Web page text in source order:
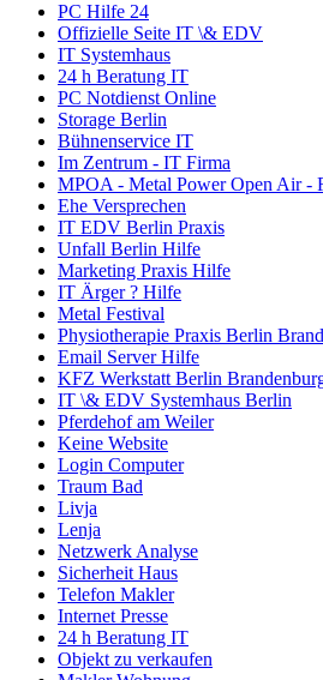
PC Hilfe 24
Offizielle Seite IT \& EDV
IT Systemhaus
24 h Beratung IT
PC Notdienst Online
Storage Berlin
Bühnenservice IT
Im Zentrum - IT Firma
MPOA - Metal Power Open Air -
Ehe Versprechen
IT EDV Berlin Praxis
Unfall Berlin Hilfe
Marketing Praxis Hilfe
IT Ärger ? Hilfe
Metal Festival
Physiotherapie Praxis Berlin
Email Server Hilfe
KFZ Werkstatt Berlin
IT \& EDV Systemhaus Berlin
Pferdehof am Weiler
Keine Website
Login Computer
Traum Bad
Livja
Lenja
Netzwerk Analyse
Sicherheit Haus
Telefon Makler
Internet Presse
24 h Beratung IT
Objekt zu verkaufen